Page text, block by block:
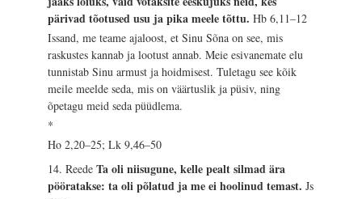
pärivad tõotused usu ja pika meele tõttu.Hb 6,11–12
Issand, me teame ajaloost, et Sinu Sõna on see, mis
raskustes kannab ja lootust annab. Meie esivanemate elu
tunnistab Sinu armust ja hoidmisest. Tuletagu see kõik
meile meelde seda, mis on väärtuslik ja püsiv, ning
õpetagu meid seda püüdlema.
*
Ho 2,20–25; Lk 9,46–50
14. ReedeTa oli niisugune, kelle pealt silmad ära
pööratakse: ta oli põlatud ja me ei hoolinud temast.Js